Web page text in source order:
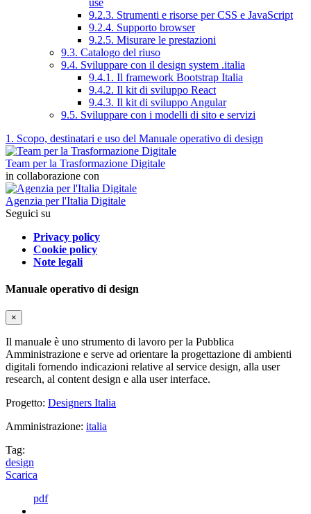
9.2.3. Strumenti e risorse per CSS e JavaScript
9.2.4. Supporto browser
9.2.5. Misurare le prestazioni
9.3. Catalogo del riuso
9.4. Sviluppare con il design system .italia
9.4.1. Il framework Bootstrap Italia
9.4.2. Il kit di sviluppo React
9.4.3. Il kit di sviluppo Angular
9.5. Sviluppare con i modelli di sito e servizi
1. Scopo, destinatari e uso del Manuale operativo di design
Team per la Trasformazione Digitale
in collaborazione con
Agenzia per l'Italia Digitale
Seguici su
Privacy policy
Cookie policy
Note legali
Manuale operativo di design
×
Il manuale è uno strumento di lavoro per la Pubblica
Amministrazione e serve ad orientare la progettazione di ambienti
digitali fornendo indicazioni relative al service design, alla user
research, al content design e alla user interface.
Progetto: Designers Italia
Amministrazione: italia
Tag:
design
Scarica
pdf